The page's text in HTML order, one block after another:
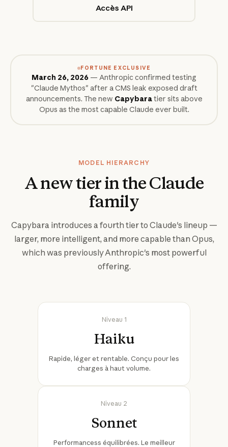
Accès API
FORTUNE EXCLUSIVE
March 26, 2026 — Anthropic confirmed testing
"Claude Mythos" after a CMS leak exposed draft
announcements. The new Capybaratier sits above
Opus as the most capable Claude ever built.
MODEL HIERARCHY
A new tier in the Claude
family
Capybara introduces a fourth tier to Claude's lineup —
larger, more intelligent, and more capable than Opus,
which was previously Anthropic's most powerful
offering.
Niveau 1
Haiku
Rapide, léger et rentable. Conçu pour les
charges à haut volume.
Niveau 2
Sonnet
Performancess équilibrées. Le meilleur